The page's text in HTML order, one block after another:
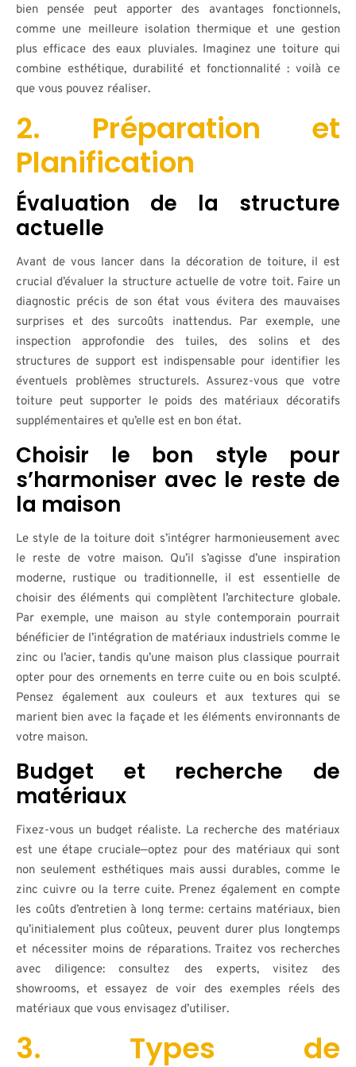
bien pensée peut apporter des avantages fonctionnels,
comme une meilleure isolation thermique et une gestion
plus efficace des eaux pluviales. Imaginez une toiture qui
combine esthétique, durabilité et fonctionnalité : voilà ce
que vous pouvez réaliser.
2. Préparation et
Planification
Évaluation de la structure
actuelle
Avant de vous lancer dans la décoration de toiture, il est
crucial d’évaluer la structure actuelle de votre toit. Faire un
diagnostic précis de son état vous évitera des mauvaises
surprises et des surcoûts inattendus. Par exemple, une
inspection approfondie des tuiles, des solins et des
structures de support est indispensable pour identifier les
éventuels problèmes structurels. Assurez-vous que votre
toiture peut supporter le poids des matériaux décoratifs
supplémentaires et qu’elle est en bon état.
Choisir le bon style pour
s’harmoniser avec le reste de
la maison
Le style de la toiture doit s’intégrer harmonieusement avec
le reste de votre maison. Qu’il s’agisse d’une inspiration
moderne, rustique ou traditionnelle, il est essentielle de
choisir des éléments qui complètent l’architecture globale.
Par exemple, une maison au style contemporain pourrait
bénéficier de l’intégration de matériaux industriels comme le
zinc ou l’acier, tandis qu’une maison plus classique pourrait
opter pour des ornements en terre cuite ou en bois sculpté.
Pensez également aux couleurs et aux textures qui se
marient bien avec la façade et les éléments environnants de
votre maison.
Budget et recherche de
matériaux
Fixez-vous un budget réaliste. La recherche des matériaux
est une étape cruciale—optez pour des matériaux qui sont
non seulement esthétiques mais aussi durables, comme le
zinc cuivre ou la terre cuite. Prenez également en compte
les coûts d’entretien à long terme: certains matériaux, bien
qu’initialement plus coûteux, peuvent durer plus longtemps
et nécessiter moins de réparations. Traitez vos recherches
avec diligence: consultez des experts, visitez des
showrooms, et essayez de voir des exemples réels des
matériaux que vous envisagez d’utiliser.
3. Types de